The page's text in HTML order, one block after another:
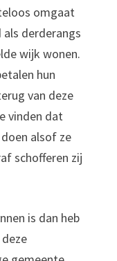
omgaat
derderangs
wijk wonen.
hun
van deze
vinden dat
alsof ze
schofferen zij
is dan heb